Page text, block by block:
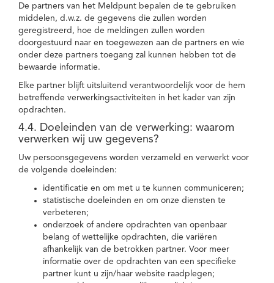
De partners van het Meldpunt bepalen de te gebruiken
middelen, d.w.z. de gegevens die zullen worden
geregistreerd, hoe de meldingen zullen worden
doorgestuurd naar en toegewezen aan de partners en wie
onder deze partners toegang zal kunnen hebben tot de
bewaarde informatie.
Elke partner blijft uitsluitend verantwoordelijk voor de hem
betreffende verwerkingsactiviteiten in het kader van zijn
opdrachten.
4.4. Doeleinden van de verwerking: waarom
verwerken wij uw gegevens?
Uw persoonsgegevens worden verzameld en verwerkt voor
de volgende doeleinden:
identificatie en om met u te kunnen communiceren;
statistische doeleinden en om onze diensten te
verbeteren;
onderzoek of andere opdrachten van openbaar
belang of wettelijke opdrachten, die variëren
afhankelijk van de betrokken partner. Voor meer
informatie over de opdrachten van een specifieke
partner kunt u zijn/haar website raadplegen;